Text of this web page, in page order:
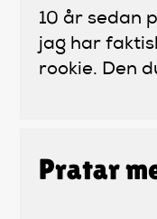
10 år sedan
jag har
rookie. Den
Pratar